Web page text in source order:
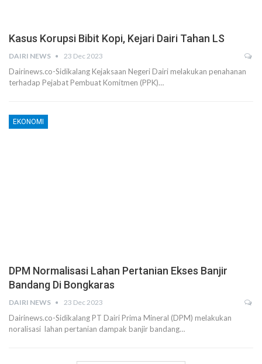
Kasus Korupsi Bibit Kopi, Kejari Dairi Tahan LS
DAIRI NEWS 23 Dec 2023
Dairinews.co-Sidikalang Kejaksaan Negeri Dairi melakukan penahanan
terhadap Pejabat Pembuat Komitmen (PPK)…
EKONOMI
DPM Normalisasi Lahan Pertanian Ekses Banjir
Bandang Di Bongkaras
DAIRI NEWS 23 Dec 2023
Dairinews.co-Sidikalang PT Dairi Prima Mineral (DPM) melakukan
noralisasi lahan pertanian dampak banjir bandang…